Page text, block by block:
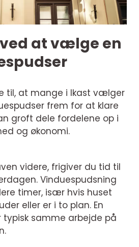
at vælge en
til, at mange i Ikast vælger
frem for at klare
groft dele fordelene op i
og økonomi.
videre, frigiver du tid til
Vinduespudsning
timer, især hvis huset
eller er i to plan. En
typisk samme arbejde på